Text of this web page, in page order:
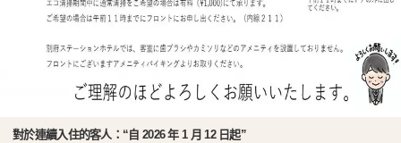
對於連續入住的客人：“自 2026 年 1 月 12 日起”